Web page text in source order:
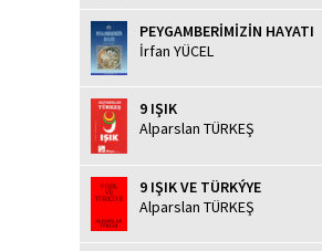
PEYGAMBERİMİZİN HAYATI
İrfan YÜCEL
9 IŞIK
Alparslan TÜRKEŞ
9 IŞIK VE TÜRKÝYE
Alparslan TÜRKEŞ